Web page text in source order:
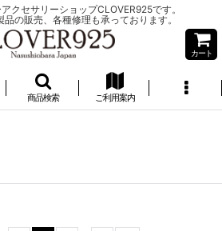
クセサリーショップCLOVER925です。
の販売、各種修理も承っております。
カート
商品検索 ご利用案内